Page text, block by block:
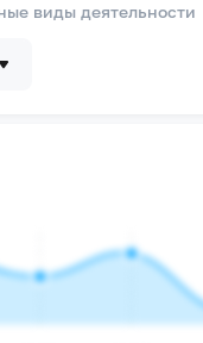
виды деятельности